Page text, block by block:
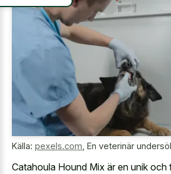
Källa: pexels.com En veterinär
Catahoula Hound Mix är en unik och